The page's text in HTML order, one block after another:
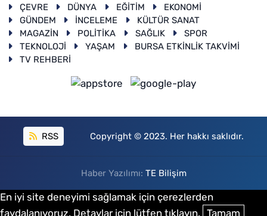
ÇEVRE
DÜNYA EĞİTİM
EKONOMİ
GÜNDEM
İNCELEME
KÜLTÜR SANAT
MAGAZİN
POLİTİKA SAĞLIK
SPOR
TEKNOLOJİ
YAŞAM
BURSA ETKİNLİK TAKVİMİ
TV REHBERİ
RSS Copyright © 2023. Her hakkı saklıdır.
Haber Yazılımı: TE Bilişim
En iyi site deneyimi sağlamak için çerezlerden
faydalanıyoruz. Detaylar için lütfen tıklayın. Tamam